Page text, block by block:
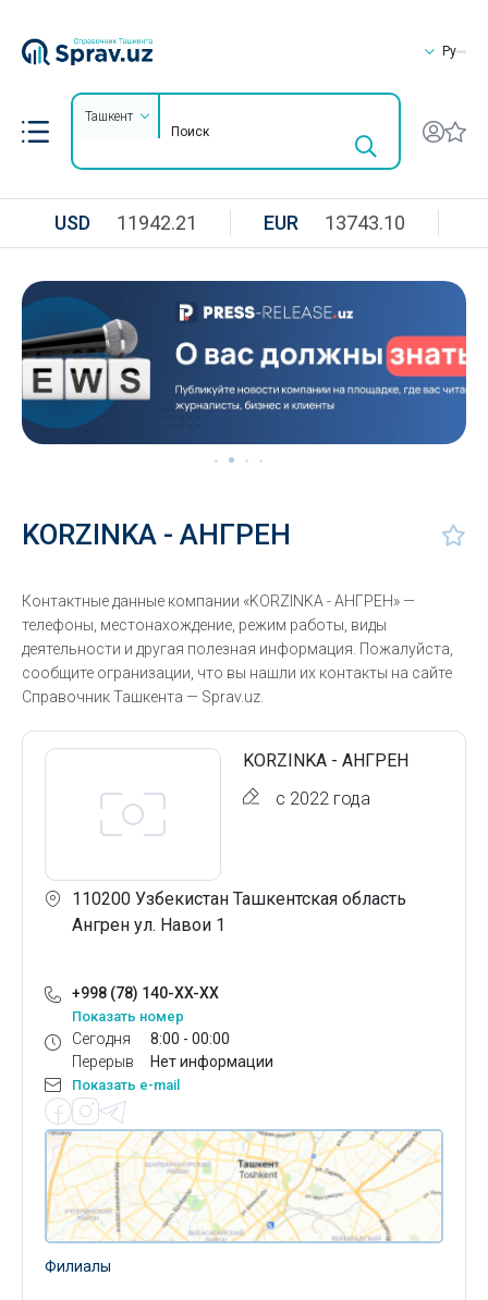
Ру
Ташкент
USD 11942.21 EUR 13743.10
KORZINKA - АНГРЕН
Контактные данные компании «KORZINKA - АНГРЕН» —
телефоны, местонахождение, режим работы, виды
деятельности и другая полезная информация. Пожалуйста,
сообщите огранизации, что вы нашли их контакты на сайте
Справочник Ташкента — Sprav.uz.
KORZINKA - АНГРЕН
с 2022 года
110200 Узбекистан Ташкентская область
Ангрен ул. Навои 1
+998 (78) 140-XX-XX
Показать номер
Сегодня
Перерыв
8:00 - 00:00
Нет информации
Показать e-mail
Филиалы